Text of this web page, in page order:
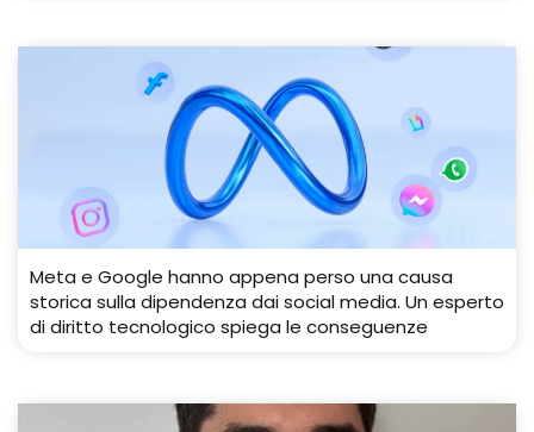
Meta e Google hanno appena perso una causa
storica sulla dipendenza dai social media. Un esperto
di diritto tecnologico spiega le conseguenze